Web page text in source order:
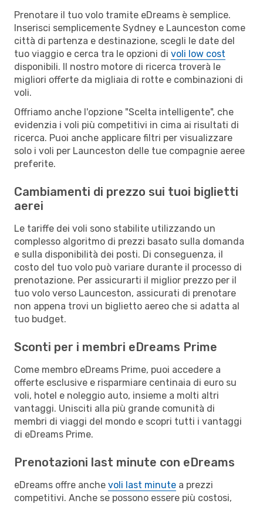
Prenotare il tuo volo tramite eDreams è semplice.
Inserisci semplicemente Sydney e Launceston come
città di partenza e destinazione, scegli le date del
tuo viaggio e cerca tra le opzioni di voli low cost
disponibili. Il nostro motore di ricerca troverà le
migliori offerte da migliaia di rotte e combinazioni di
voli.
Offriamo anche l'opzione "Scelta intelligente", che
evidenzia i voli più competitivi in cima ai risultati di
ricerca. Puoi anche applicare filtri per visualizzare
solo i voli per Launceston delle tue compagnie aeree
preferite.
Cambiamenti di prezzo sui tuoi biglietti
aerei
Le tariffe dei voli sono stabilite utilizzando un
complesso algoritmo di prezzi basato sulla domanda
e sulla disponibilità dei posti. Di conseguenza, il
costo del tuo volo può variare durante il processo di
prenotazione. Per assicurarti il miglior prezzo per il
tuo volo verso Launceston, assicurati di prenotare
non appena trovi un biglietto aereo che si adatta al
tuo budget.
Sconti per i membri eDreams Prime
Come membro eDreams Prime, puoi accedere a
offerte esclusive e risparmiare centinaia di euro su
voli, hotel e noleggio auto, insieme a molti altri
vantaggi. Unisciti alla più grande comunità di
membri di viaggi del mondo e scopri tutti i vantaggi
di eDreams Prime.
Prenotazioni last minute con eDreams
eDreams offre anche voli last minute a prezzi
competitivi. Anche se possono essere più costosi,